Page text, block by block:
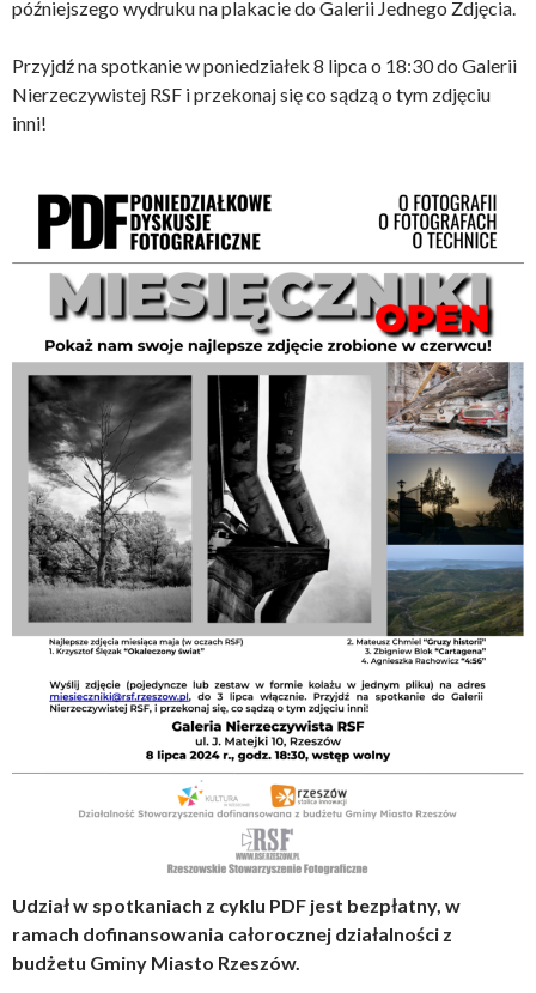
późniejszego wydruku na plakacie do Galerii Jednego Zdjęcia.
Przyjdź na spotkanie w poniedziałek 8 lipca o 18:30 do Galerii
Nierzeczywistej RSF i przekonaj się co sądzą o tym zdjęciu
inni!
Udział w spotkaniach z cyklu PDF jest bezpłatny, w
ramach dofinansowania całorocznej działalności z
budżetu Gminy Miasto Rzeszów.